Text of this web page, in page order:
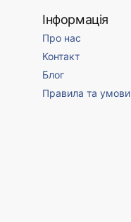
Інформація
Про нас
Контакт
Блог
Правила та умови